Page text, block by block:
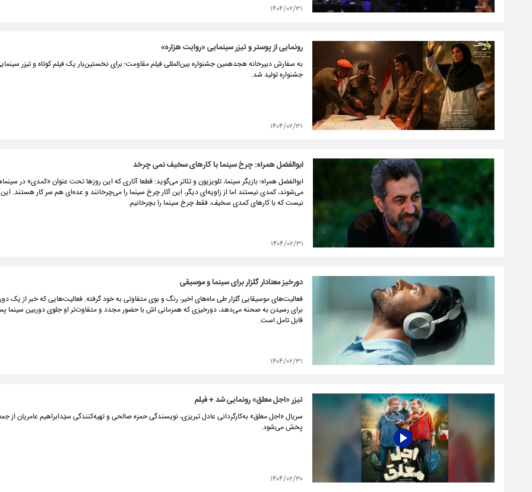
۱۴۰۴/۰۲/۳۱
رونمایی از پوستر و تیزر سینمایی «روایت هزاره»
به سفارش دبیرخانه هجدهمین جشنواره بین‌المللی فیلم مقاومت؛ برای نخستین‌بار یک فیلم کوتاه و تیزر
جشنواره تولید شد.
۱۴۰۴/۰۲/۳۱
ابوالفضل همراه: چرخ سینما با کارهای سخیف نمی چرخد
ابوالفضل همراه؛ بازیگر سینما، تلویزیون و تئاتر می‌گوید: قطعا آثاری که این روزها تحت عنوان «کمدی» در
می‌شوند، کمدی نیستند اما از زاویه‌ای دیگر، این آثار چرخ سینما را می‌چرخانند و عده‌ای هم سر کار هستند.
نیست که با کارهای کمدی سخیف، فقط چرخ سینما را بچرخانیم.
۱۴۰۴/۰۲/۳۱
دورخیز معنادار گلزار برای سینما و موسیقی
فعالیت‌های موسیقایی گلزار طی ماه‌های اخیر، رنگ و بوی متفاوتی به خود گرفته. فعالیت‌هایی که خبر از یک
قابل تامل است.
۱۴۰۴/۰۲/۳۱
تیزر «اجل معلق» رونمایی شد + فیلم
پخش می‌شود.
۱۴۰۴/۰۲/۳۰